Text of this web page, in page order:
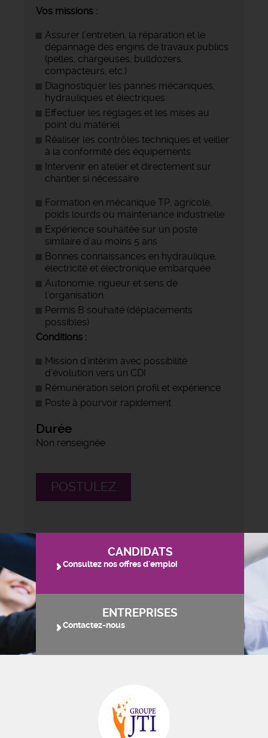
Vos missions :
Assurer l’entretien, la réparation et le
dépannage des engins de travaux publics
(pelles, chargeuses, bulldozers,
compacteurs, etc.)
Diagnostiquer les pannes mécaniques,
hydrauliques et électriques
Effectuer les réglages et les mises au
point du matériel
Réaliser les contrôles techniques et veiller
à la conformité des équipements
Intervenir en atelier et directement sur
chantier si nécessaire
Formation en mécanique TP, agricole,
poids lourds ou maintenance industrielle
Expérience souhaitée sur un poste
similaire d'au moins 5 ans
Bonnes connaissances en hydraulique,
électricité et électronique embarquée
Autonomie, rigueur et sens de
l’organisation
Permis B souhaité (déplacements
possibles)
Conditions :
Mission d’intérim avec possibilité
d’évolution vers un CDI
Rémunération selon profil et expérience
Poste à pourvoir rapidement
Durée
Non renseignée
POSTULEZ
CANDIDATS
Consultez nos offres d'emploi
ENTREPRISES
Contactez-nous